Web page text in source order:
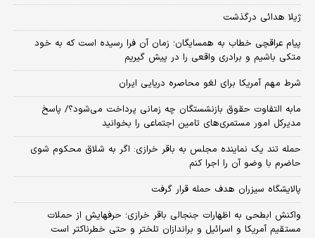
ژیلا هدائی درگذشت
پیام عراقچی خطاب به همسایگان؛ زمان آن فرا رسیده است که به خود
متکی باشیم و برادری واقعی را در پیش گیریم
شرط مهم آمریکا برای لغو محاصره دریایی ایران
مابه التفاوت حقوق بازنشستگان چه زمانی پرداخت می‌شود؟/ پاسخ
مدیرکل امور مستمری‌های تامین اجتماعی را بخوانید
حمله تند یک نماینده مجلس به باقر خرازی: اگر به شلاق محکوم شوی
حاضرم با وضو آن را اجرا کنم
پالایشگاه سیزران هدف حمله قرار گرفت
واکنش ابطحی به اظهارات جنجالی باقر خرازی؛ حرفهایش از حملات
مستقیم آمریکا و اسرائیل و براندازان تلختر و حتی خطرناکتر است